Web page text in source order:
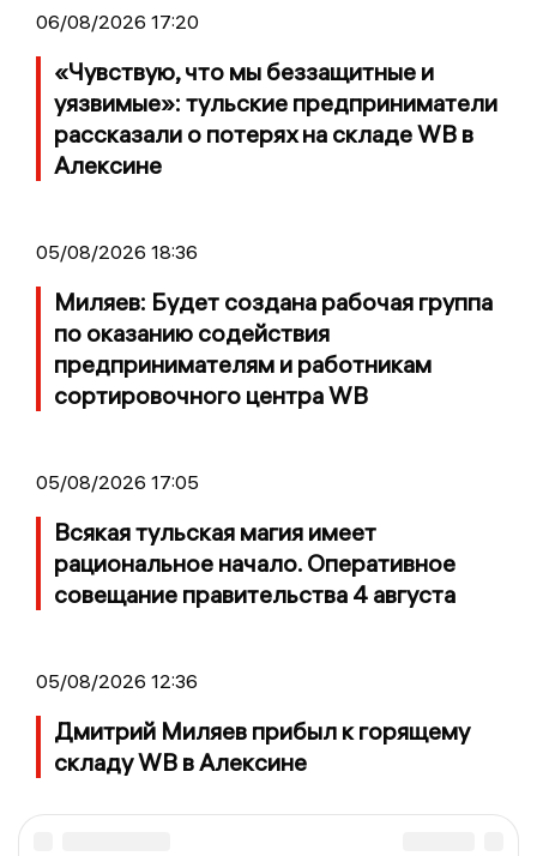
06/08/2026 17:20
«Чувствую, что мы беззащитные и
уязвимые»: тульские предприниматели
рассказали о потерях на складе WB в
Алексине
05/08/2026 18:36
Миляев: Будет создана рабочая группа
по оказанию содействия
предпринимателям и работникам
сортировочного центра WB
05/08/2026 17:05
Всякая тульская магия имеет
рациональное начало. Оперативное
совещание правительства 4 августа
05/08/2026 12:36
Дмитрий Миляев прибыл к горящему
складу WB в Алексине